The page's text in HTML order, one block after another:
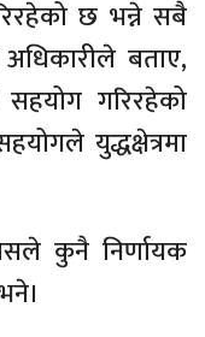
छ भन्ने सबै
बताए,
गरिरहेको
युद्धक्षेत्रमा
कुनै निर्णायक